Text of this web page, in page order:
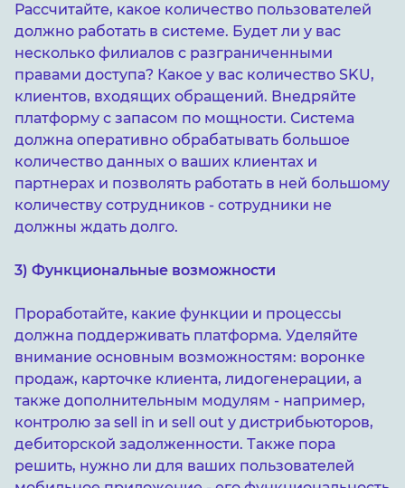
Рассчитайте, какое количество пользователей
должно работать в системе. Будет ли у вас
несколько филиалов с разграниченными
правами доступа? Какое у вас количество SKU,
клиентов, входящих обращений. Внедряйте
платформу с запасом по мощности. Система
должна оперативно обрабатывать большое
количество данных о ваших клиентах и
партнерах и позволять работать в ней большому
количеству сотрудников - сотрудники не
должны ждать долго.
3) Функциональные возможности
Проработайте, какие функции и процессы
должна поддерживать платформа. Уделяйте
внимание основным возможностям: воронке
продаж, карточке клиента, лидогенерации, а
также дополнительным модулям - например,
контролю за sell in и sell out у дистрибьюторов,
дебиторской задолженности. Также пора
решить, нужно ли для ваших пользователей